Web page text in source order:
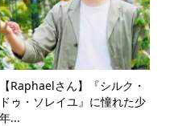
【Raphaelさん】『シルク・
ドゥ・ソレイユ』に憧れた少
年...